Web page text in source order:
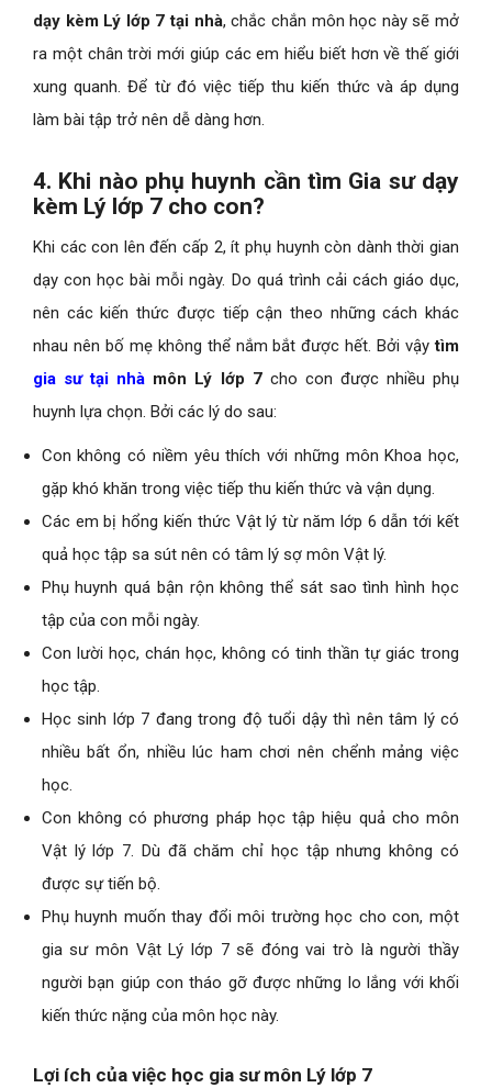
dạy kèm Lý lớp 7 tại nhà, chắc chắn môn học này sẽ mở
ra một chân trời mới giúp các em hiểu biết hơn về thế giới
xung quanh. Để từ đó việc tiếp thu kiến thức và áp dụng
làm bài tập trở nên dễ dàng hơn.
4. Khi nào phụ huynh cần tìm Gia sư dạy
kèm Lý lớp 7 cho con?
Khi các con lên đến cấp 2, ít phụ huynh còn dành thời gian
dạy con học bài mỗi ngày. Do quá trình cải cách giáo dục,
nên các kiến thức được tiếp cận theo những cách khác
nhau nên bố mẹ không thể nắm bắt được hết. Bởi vậytìm
gia sư tại nhà môn Lý lớp 7cho con được nhiều phụ
huynh lựa chọn. Bởi các lý do sau:
Con không có niềm yêu thích với những môn Khoa học,
gặp khó khăn trong việc tiếp thu kiến thức và vận dụng.
Các em bị hổng kiến thức Vật lý từ năm lớp 6 dẫn tới kết
quả học tập sa sút nên có tâm lý sợ môn Vật lý.
Phụ huynh quá bận rộn không thể sát sao tình hình học
tập của con mỗi ngày.
Con lười học, chán học, không có tinh thần tự giác trong
học tập.
Học sinh lớp 7 đang trong độ tuổi dậy thì nên tâm lý có
nhiều bất ổn, nhiều lúc ham chơi nên chểnh mảng việc
học.
Con không có phương pháp học tập hiệu quả cho môn
Vật lý lớp 7. Dù đã chăm chỉ học tập nhưng không có
được sự tiến bộ.
Phụ huynh muốn thay đổi môi trường học cho con, một
gia sư môn Vật Lý lớp 7 sẽ đóng vai trò là người thầy
người bạn giúp con tháo gỡ được những lo lắng với khối
kiến thức nặng của môn học này.
Lợi ích của việc học gia sư môn Lý lớp 7